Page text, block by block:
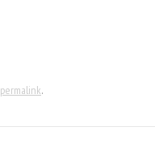
permalink.